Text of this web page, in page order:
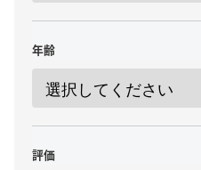
年齢
評価